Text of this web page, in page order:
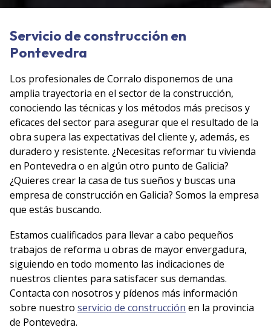
Servicio de construcción en
Pontevedra
Los profesionales de Corralo disponemos de una
amplia trayectoria en el sector de la construcción,
conociendo las técnicas y los métodos más precisos y
eficaces del sector para asegurar que el resultado de la
obra supera las expectativas del cliente y, además, es
duradero y resistente. ¿Necesitas reformar tu vivienda
en Pontevedra o en algún otro punto de Galicia?
¿Quieres crear la casa de tus sueños y buscas una
empresa de construcción en Galicia? Somos la empresa
que estás buscando.
Estamos cualificados para llevar a cabo pequeños
trabajos de reforma u obras de mayor envergadura,
siguiendo en todo momento las indicaciones de
nuestros clientes para satisfacer sus demandas.
Contacta con nosotros y pídenos más información
sobre nuestro servicio de construcción en la provincia
de Pontevedra.